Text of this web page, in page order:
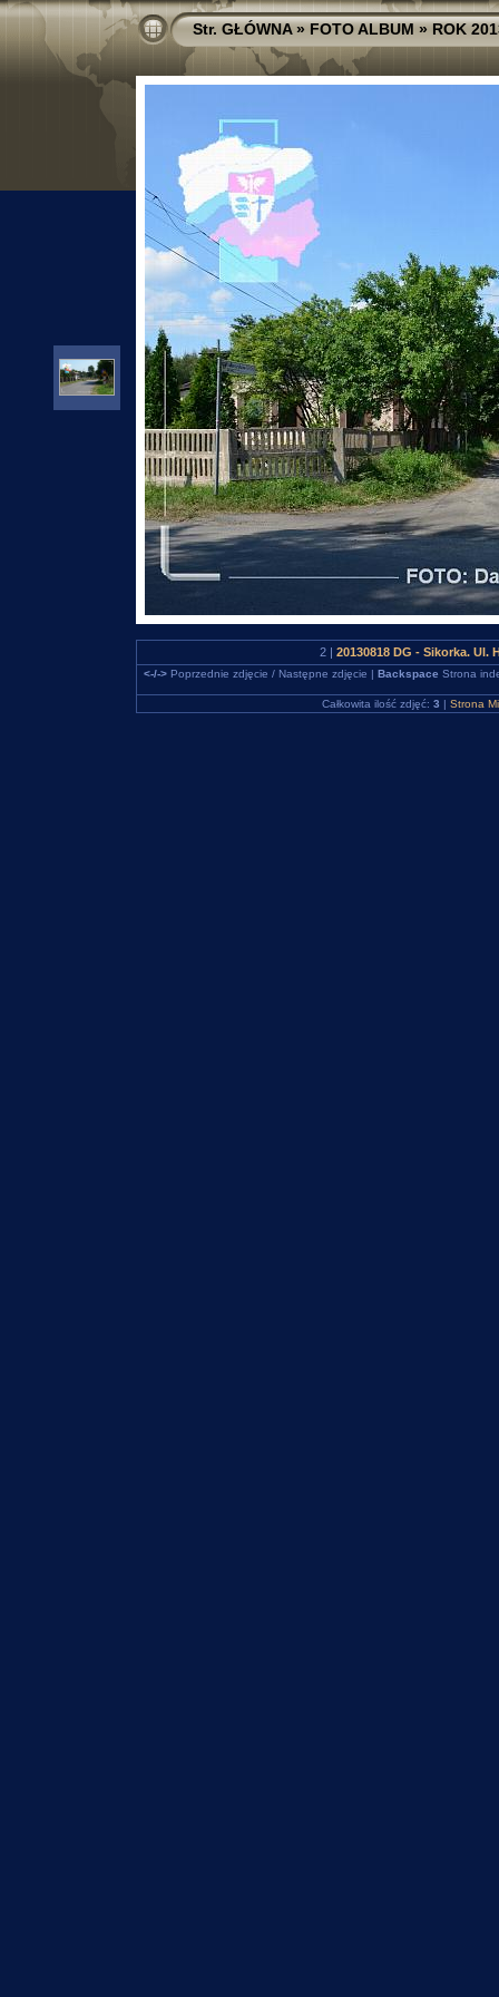
Str. GŁÓWNA»FOTO ALBUM»ROK
2 | 20130818 DG - Sikorka.
<-/->Poprzednie zdjęcie / Następne zdjęcie | Backspace Strona
Całkowita ilość zdjęć: 3 | Strona